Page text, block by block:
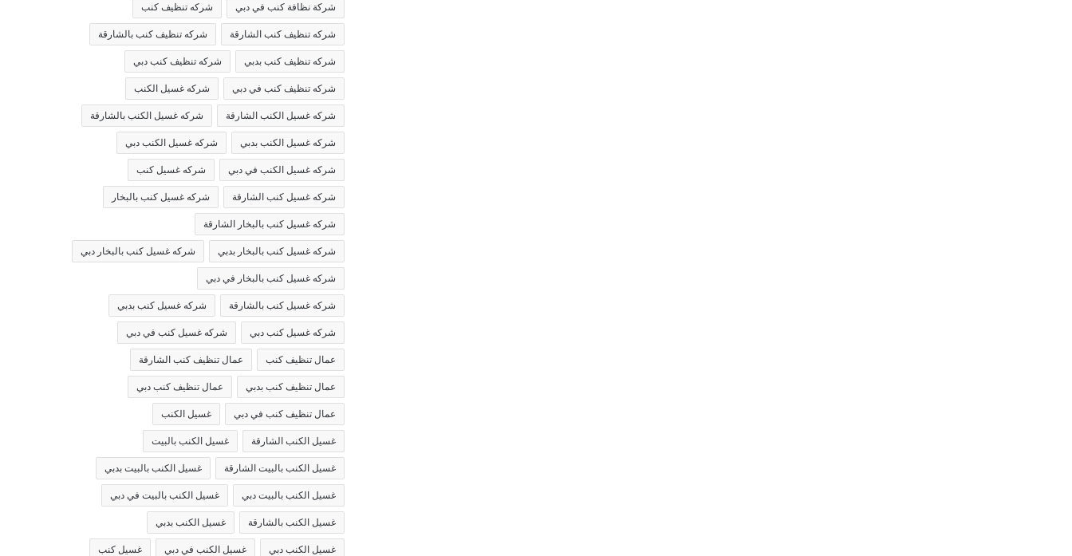
شركة نظافة كنب في دبي شركه تنظيف كنب
شركه تنظيف كنب الشارقة شركه تنظيف كنب بالشارقة
شركه تنظيف كنب بدبي شركه تنظيف كنب دبي
شركه تنظيف كنب في دبي شركه غسيل الكنب
شركه غسيل الكنب الشارقة شركه غسيل الكنب بالشارقة
شركه غسيل الكنب بدبي شركه غسيل الكنب دبي
شركه غسيل الكنب في دبي شركه غسيل كنب
شركه غسيل كنب الشارقة شركه غسيل كنب بالبخار
شركه غسيل كنب بالبخار الشارقة
شركه غسيل كنب بالبخار بدبي شركه غسيل كنب بالبخار دبي
شركه غسيل كنب بالبخار في دبي
شركه غسيل كنب بالشارقة شركه غسيل كنب بدبي
شركه غسيل كنب دبي شركه غسيل كنب في دبي
عمال تنظيف كنب عمال تنظيف كنب الشارقة
عمال تنظيف كنب بدبي عمال تنظيف كنب دبي
عمال تنظيف كنب في دبي غسيل الكنب
غسيل الكنب الشارقة غسيل الكنب بالبيت
غسيل الكنب بالبيت الشارقة غسيل الكنب بالبيت بدبي
غسيل الكنب بالبيت دبي غسيل الكنب بالبيت في دبي
غسيل الكنب بالشارقة غسيل الكنب بدبي
غسيل الكنب دبي غسيل الكنب في دبي غسيل كنب